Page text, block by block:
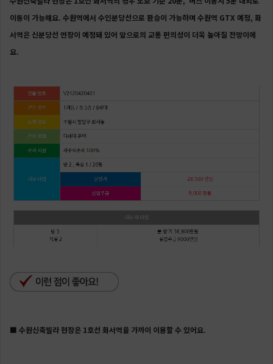
이동이 가능해요. 수원역에서 수인분당선으로 환승이 가능하며 수원역 GTX 예정, 화
서역은 신분당선 연장이 예정돼 있어 앞으로의 교통 편의성이 더욱 높아질 전망이에
요.
■ 수원신축빌라 현장은 1호선 화서역을 가까이 이용할 수 있어요.